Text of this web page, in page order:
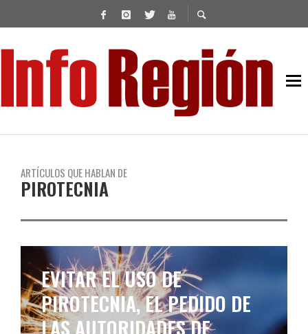
ARTÍCULOS QUE HABLAN DE
PIROTECNIA
EVITAR EL USO DE
PIROTECNIA, EL PEDIDO DE
LAS AUTORIDADES DE